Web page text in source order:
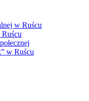
w Ruścu
w Ruścu